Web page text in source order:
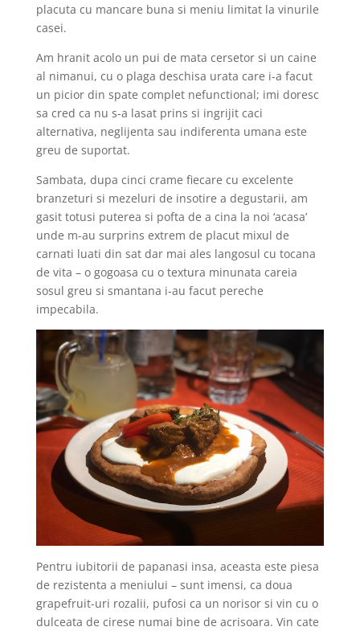
placuta cu mancare buna si meniu limitat la vinurile
casei.
Am hranit acolo un pui de mata cersetor si un caine
al nimanui, cu o plaga deschisa urata care i-a facut
un picior din spate complet nefunctional; imi doresc
sa cred ca nu s-a lasat prins si ingrijit caci
alternativa, neglijenta sau indiferenta umana este
greu de suportat.
Sambata, dupa cinci crame fiecare cu excelente
branzeturi si mezeluri de insotire a degustarii, am
gasit totusi puterea si pofta de a cina la noi ‘acasa’
unde m-au surprins extrem de placut mixul de
carnati luati din sat dar mai ales langosul cu tocana
de vita – o gogoasa cu o textura minunata careia
sosul greu si smantana i-au facut pereche
impecabila.
Pentru iubitorii de papanasi insa, aceasta este piesa
de rezistenta a meniului – sunt imensi, ca doua
grapefruit-uri rozalii, pufosi ca un norisor si vin cu o
dulceata de cirese numai bine de acrisoara. Vin cate